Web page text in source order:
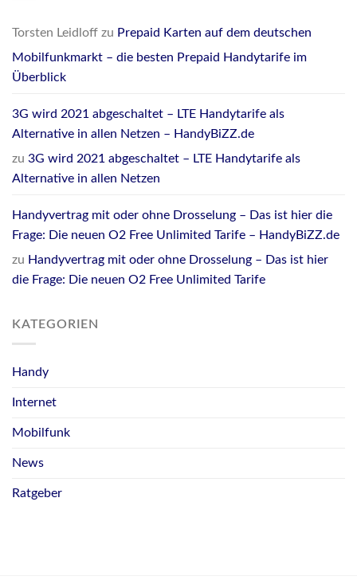
Torsten Leidloff zu Prepaid Karten auf dem deutschen
Mobilfunkmarkt – die besten Prepaid Handytarife im
Überblick
3G wird 2021 abgeschaltet – LTE Handytarife als
Alternative in allen Netzen – HandyBiZZ.de
zu 3G wird 2021 abgeschaltet – LTE Handytarife als
Alternative in allen Netzen
Handyvertrag mit oder ohne Drosselung – Das ist hier die
Frage: Die neuen O2 Free Unlimited Tarife – HandyBiZZ.de
zu Handyvertrag mit oder ohne Drosselung – Das ist hier
die Frage: Die neuen O2 Free Unlimited Tarife
KATEGORIEN
Handy
Internet
Mobilfunk
News
Ratgeber